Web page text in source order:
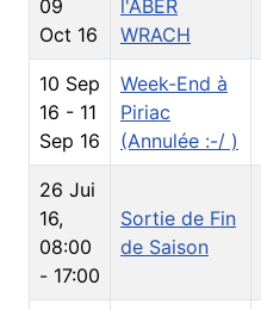
09
Oct 16
l'ABER
WRACH
10 Sep
16 - 11
Sep 16
Week-End à
Piriac
(Annulée :-/ )
26 Jui
16,
08:00
- 17:00
Sortie de Fin
de Saison